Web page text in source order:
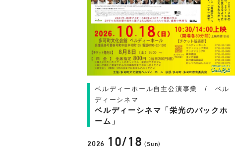
ベルディーホール自主公演事業 / ベル
ディーシネマ
ベルディーシネマ「栄光のバックホ
ーム」
2026 10/18 (Sun)